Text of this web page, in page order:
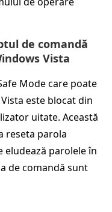
de comandă
Vista
Mode care poate
este blocat din
uitate. Această
reseta parola
eludează parolele în
de comandă sunt